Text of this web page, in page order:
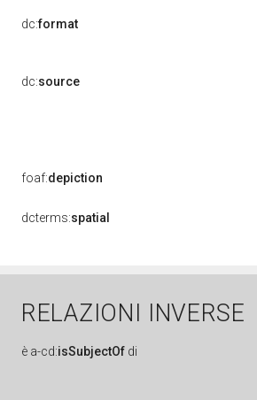
dc:format
dc:source
foaf:depiction
dcterms:spatial
RELAZIONI INVERSE
è a-cd:isSubjectOf di